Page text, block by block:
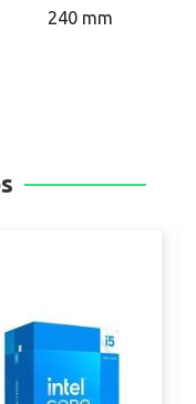
240 mm